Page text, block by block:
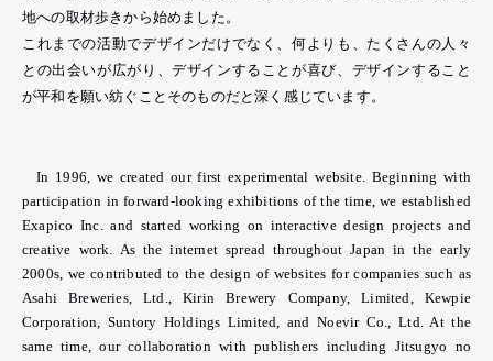
地への取材歩きから始めました。
これまでの活動でデザインだけでなく、何よりも、たくさんの人々
との出会いが広がり、デザインすることが喜び、デザインすること
が平和を願い紡ぐことそのものだと深く感じています。
In 1996, we created our first experimental website. Beginning with
participation in forward-looking exhibitions of the time, we established
Exapico Inc. and started working on interactive design projects and
creative work. As the internet spread throughout Japan in the early
2000s, we contributed to the design of websites for companies such as
Asahi Breweries, Ltd., Kirin Brewery Company, Limited, Kewpie
Corporation, Suntory Holdings Limited, and Noevir Co., Ltd. At the
same time, our collaboration with publishers including Jitsugyo no